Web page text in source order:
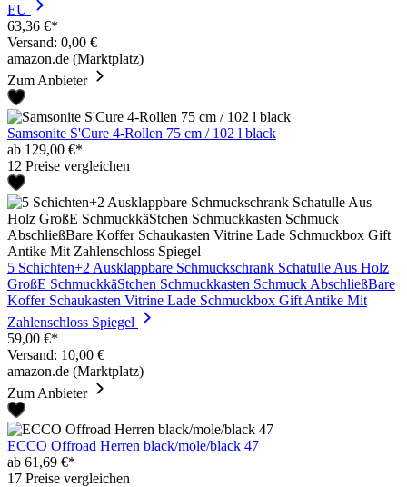
EU
63,36 €*
Versand: 0,00 €
amazon.de (Marktplatz)
Zum Anbieter
Samsonite S'Cure 4-Rollen 75 cm / 102 l black
ab 129,00 €*
12 Preise vergleichen
5 Schichten+2 Ausklappbare Schmuckschrank Schatulle Aus Holz
GroßE SchmuckkäStchen Schmuckkasten Schmuck AbschließBare
Koffer Schaukasten Vitrine Lade Schmuckbox Gift Antike Mit
Zahlenschloss Spiegel
59,00 €*
Versand: 10,00 €
amazon.de (Marktplatz)
Zum Anbieter
ECCO Offroad Herren black/mole/black 47
ab 61,69 €*
17 Preise vergleichen